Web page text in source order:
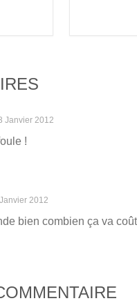
Janvier 2012
!
2012
bien combien ça va